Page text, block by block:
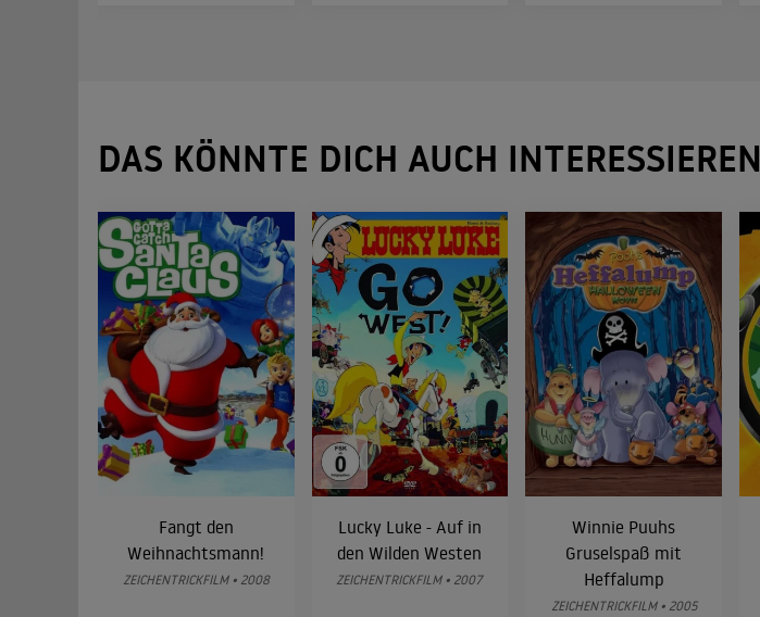
DAS KÖNNTE DICH AUCH INTERESSIEREN
Fangt den
Weihnachtsmann!
ZEICHENTRICKFILM • 2008
Lucky Luke - Auf in
den Wilden Westen
ZEICHENTRICKFILM • 2007
Winnie Puuhs
Gruselspaß mit
Heffalump
ZEICHENTRICKFILM • 2005